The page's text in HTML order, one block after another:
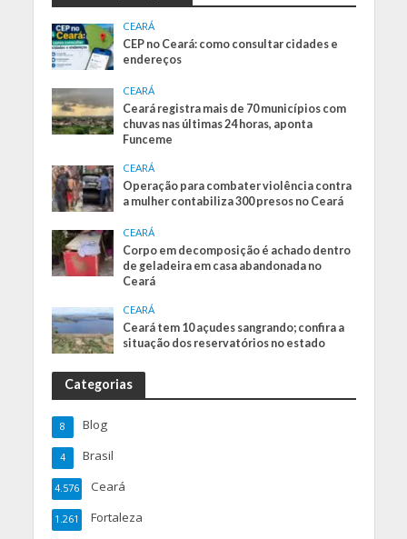
CEARÁ
CEP no Ceará: como consultar cidades e
endereços
CEARÁ
Ceará registra mais de 70 municípios com
chuvas nas últimas 24 horas, aponta
Funceme
CEARÁ
Operação para combater violência contra
a mulher contabiliza 300 presos no Ceará
CEARÁ
Corpo em decomposição é achado dentro
de geladeira em casa abandonada no
Ceará
CEARÁ
Ceará tem 10 açudes sangrando; confira a
situação dos reservatórios no estado
Categorias
Blog
8
Brasil
4
Ceará
4.576
Fortaleza
1.261